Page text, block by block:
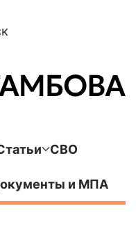
СВО
и МПА